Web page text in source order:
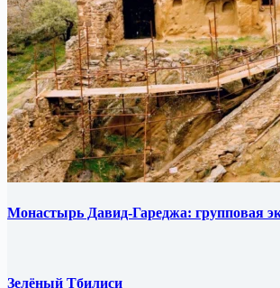
Монастырь Давид-Гареджа: групповая
Зелёный Тбилиси